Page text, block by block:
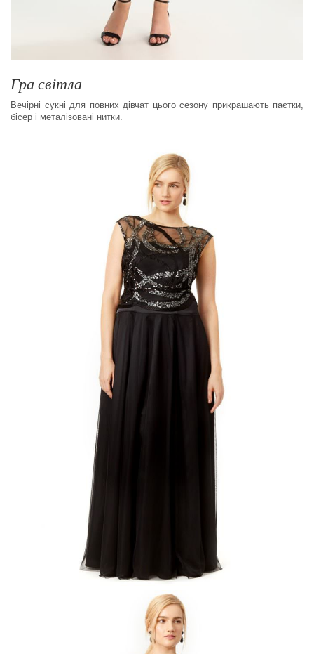
Гра світла
Вечірні сукні для повних дівчат цього сезону прикрашають паєтки,
бісер і металізовані нитки.